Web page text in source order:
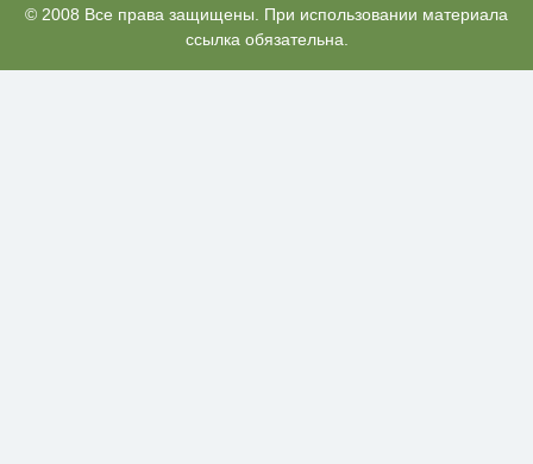
© 2008 Все права защищены. При использовании материала
ссылка обязательна.
i
Рак начинается не с боли:
онколог назвал первый «тихий»
признак болезни